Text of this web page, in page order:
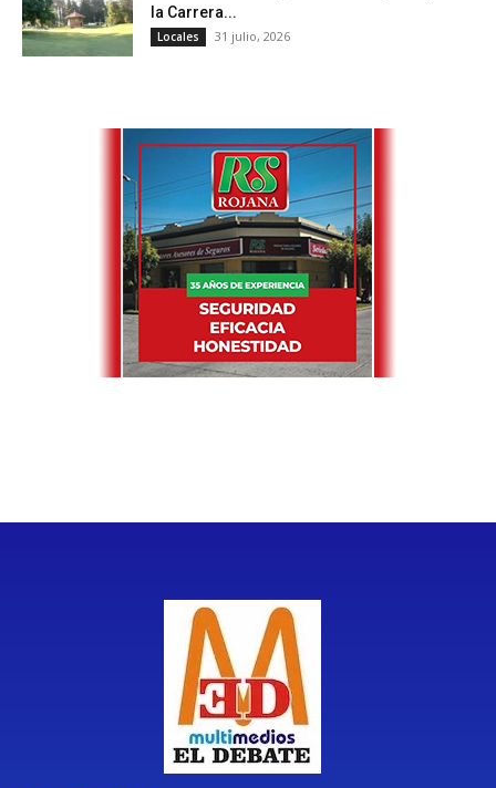
la Carrera...
Locales 31 julio, 2026